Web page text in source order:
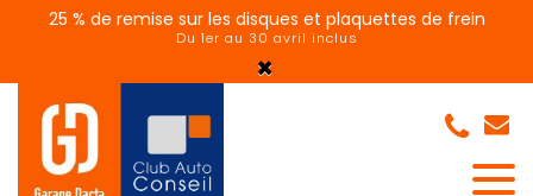
25 % de remise sur les disques et plaquettes de frein
Du 1er au 30 avril inclus
×
Panneau de gestion des cookies